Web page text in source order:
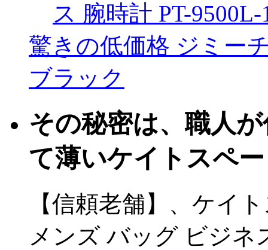
ス 腕時計 PT-9500L-
驚きの低価格 ジミー
ブラック
その秘密は、職人
て薄いケイトスペ
【信頼老舗】、ケイ
メンズ バッグ ビジネ